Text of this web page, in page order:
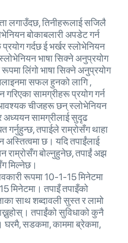
लगाउँदछ, तिनीहरूलाई सजिलै
बोकाबलारी अपडेट गर्न
गर्दछ ई भर्खर स्लोभेनियन
भाषा सिक्ने अनुप्रयोग
लिंगो भाषा सिक्ने अनुप्रयोग
सफल हुनको लागि ,
सामग्रीहरू प्रयोग गर्न
चीजहरू छन् स्लोभेनियन
अध्ययन सामग्रीलाई सुदृढ
तपाईले राम्रोसँग थाहा
छ। यदि तपाईंलाई
राम्रोसँग बोल्नुहुनेछ, तपाईं अझ
मिल्नेछ।
रूपमा 10-1-15 मिनेटमा
मिनेटमा। तपाइँ तपाइँको
साथ शब्दावली सुस्त र लामो
तपाईंको सुविधाको कुनै
घरमै, सडकमा, काममा ब्रेकमा,